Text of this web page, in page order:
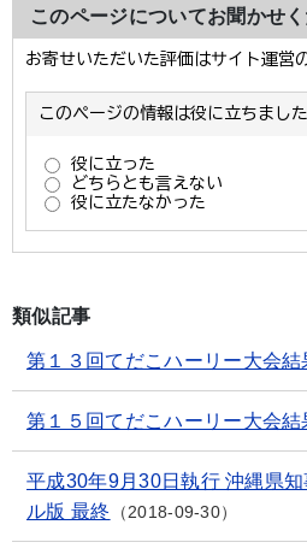
このページについてお聞かせ
類似記事
第１３回てだこハーリー大会結
第１５回てだこハーリー大会結
平成30年9月30日執行 沖縄県
ル版 最終
2018-09-30